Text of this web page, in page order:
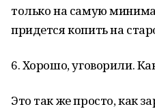
только на самую
придется копить на
6. Хорошо, уговорили.
Это так же просто, как